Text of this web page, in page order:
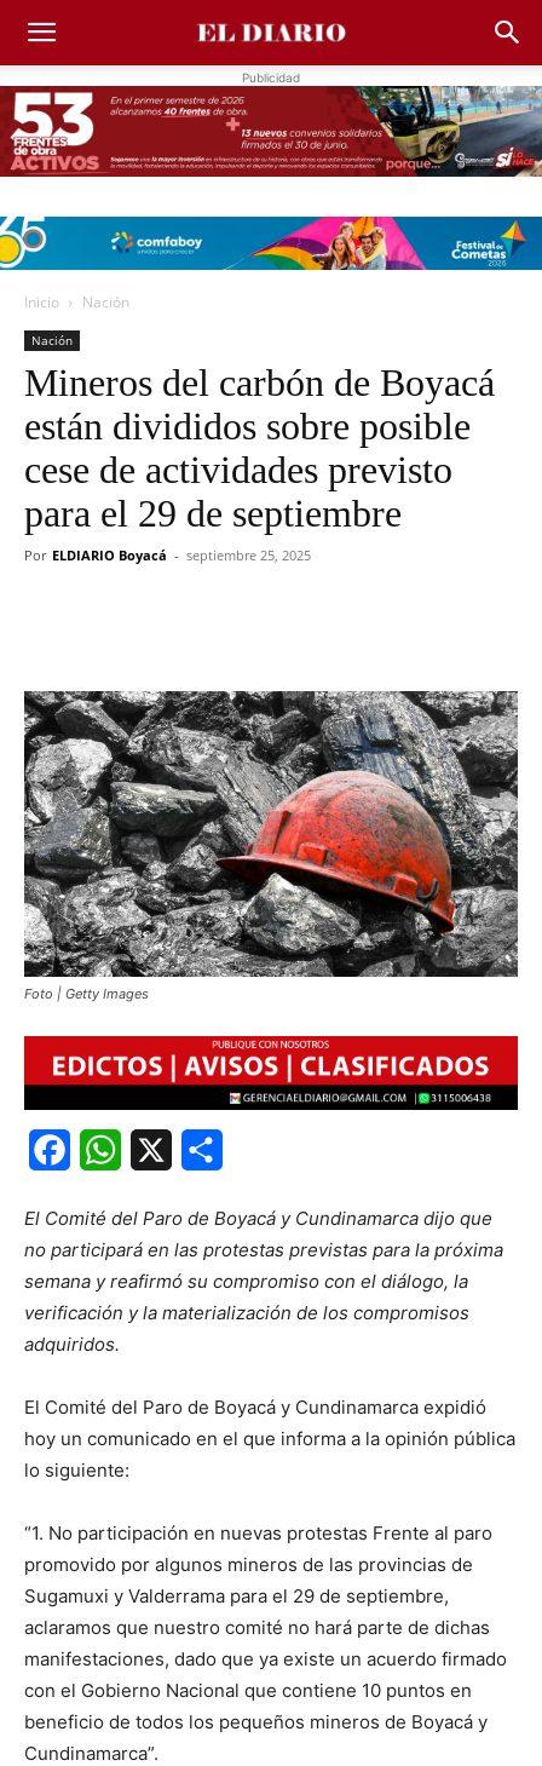
Publicidad
Inicio Nación
Nación
Mineros del carbón de Boyacá
están divididos sobre posible
cese de actividades previsto
para el 29 de septiembre
Por ELDIARIO Boyacá - septiembre 25, 2025
Foto | Getty Images
FacebookWhatsApp
El Comité del Paro de Boyacá y Cundinamarca dijo que
no participará en las protestas previstas para la próxima
semana y reafirmó su compromiso con el diálogo, la
verificación y la materialización de los compromisos
adquiridos.
El Comité del Paro de Boyacá y Cundinamarca expidió
hoy un comunicado en el que informa a la opinión pública
lo siguiente:
“1. No participación en nuevas protestas Frente al paro
promovido por algunos mineros de las provincias de
Sugamuxi y Valderrama para el 29 de septiembre,
aclaramos que nuestro comité no hará parte de dichas
manifestaciones, dado que ya existe un acuerdo firmado
con el Gobierno Nacional que contiene 10 puntos en
beneficio de todos los pequeños mineros de Boyacá y
Cundinamarca”.